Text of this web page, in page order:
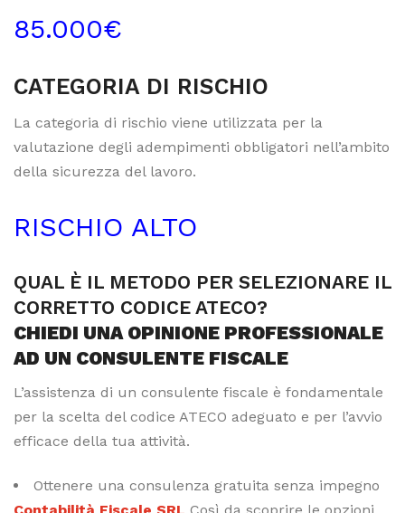
85.000€
CATEGORIA DI RISCHIO
La categoria di rischio viene utilizzata per la
valutazione degli adempimenti obbligatori nell’ambito
della sicurezza del lavoro.
RISCHIO ALTO
QUAL È IL METODO PER SELEZIONARE IL
CORRETTO CODICE ATECO?
CHIEDI UNA OPINIONE PROFESSIONALE
AD UN CONSULENTE FISCALE
L’assistenza di un consulente fiscale è fondamentale
per la scelta del codice ATECO adeguato e per l’avvio
efficace della tua attività.
Ottenere una consulenza gratuita senza impegno